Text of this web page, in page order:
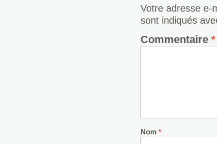
Votre adresse e-
sont indiqués
Commentaire *
Nom *